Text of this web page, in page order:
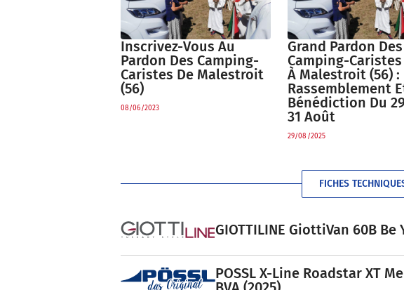
Inscrivez-Vous Au
Pardon Des Camping-
Caristes De Malestroit
(56)
08/06/2023
Grand Pardon Des
Camping-Caristes
À Malestroit (56) :
Rassemblement
Bénédiction Du
31 Août
29/08/2025
FICHES
GIOTTILINE GiottiVan 60B Be
POSSL X-Line Roadstar XT